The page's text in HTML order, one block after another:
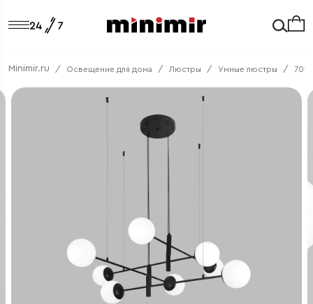
Minimir.ru Освещение для дома Люстры Умные люстры